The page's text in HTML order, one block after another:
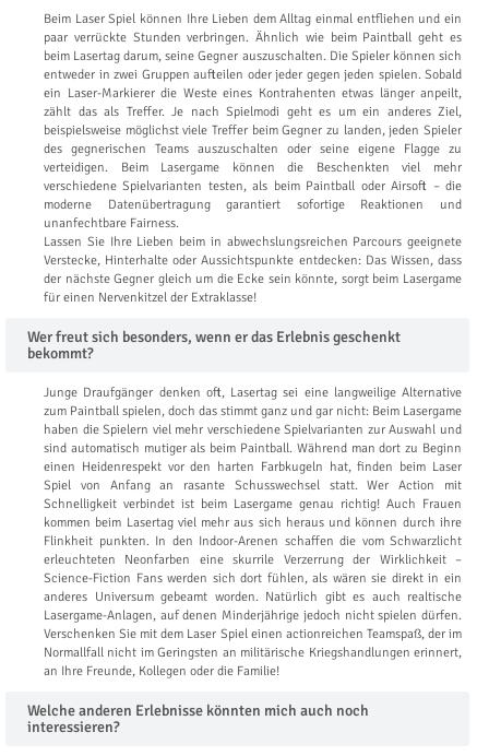
Beim Laser Spiel können Ihre Lieben dem Alltag einmal entfliehen und ein
paar verrückte Stunden verbringen. Ähnlich wie beim Paintball geht es
beim Lasertag darum, seine Gegner auszuschalten. Die Spieler können sich
entweder in zwei Gruppen aufteilen oder jeder gegen jeden spielen. Sobald
ein Laser-Markierer die Weste eines Kontrahenten etwas länger anpeilt,
zählt das als Treffer. Je nach Spielmodi geht es um ein anderes Ziel,
beispielsweise möglichst viele Treffer beim Gegner zu landen, jeden Spieler
des gegnerischen Teams auszuschalten oder seine eigene Flagge zu
verteidigen. Beim Lasergame können die Beschenkten viel mehr
verschiedene Spielvarianten testen, als beim Paintball oder Airsoft – die
moderne Datenübertragung garantiert sofortige Reaktionen und
unanfechtbare Fairness.
Lassen Sie Ihre Lieben beim in abwechslungsreichen Parcours geeignete
Verstecke, Hinterhalte oder Aussichtspunkte entdecken: Das Wissen, dass
der nächste Gegner gleich um die Ecke sein könnte, sorgt beim Lasergame
für einen Nervenkitzel der Extraklasse!
Wer freut sich besonders, wenn er das Erlebnis geschenkt
bekommt?
Junge Draufgänger denken oft, Lasertag sei eine langweilige Alternative
zum Paintball spielen, doch das stimmt ganz und gar nicht: Beim Lasergame
haben die Spielern viel mehr verschiedene Spielvarianten zur Auswahl und
sind automatisch mutiger als beim Paintball. Während man dort zu Beginn
einen Heidenrespekt vor den harten Farbkugeln hat, finden beim Laser
Spiel von Anfang an rasante Schusswechsel statt. Wer Action mit
Schnelligkeit verbindet ist beim Lasergame genau richtig! Auch Frauen
kommen beim Lasertag viel mehr aus sich heraus und können durch ihre
Flinkheit punkten. In den Indoor-Arenen schaffen die vom Schwarzlicht
erleuchteten Neonfarben eine skurrile Verzerrung der Wirklichkeit –
Science-Fiction Fans werden sich dort fühlen, als wären sie direkt in ein
anderes Universum gebeamt worden. Natürlich gibt es auch realtische
Lasergame-Anlagen, auf denen Minderjährige jedoch nicht spielen dürfen.
Verschenken Sie mit dem Laser Spiel einen actionreichen Teamspaß, der im
Normallfall nicht im Geringsten an militärische Kriegshandlungen erinnert,
an Ihre Freunde, Kollegen oder die Familie!
Welche anderen Erlebnisse könnten mich auch noch
interessieren?